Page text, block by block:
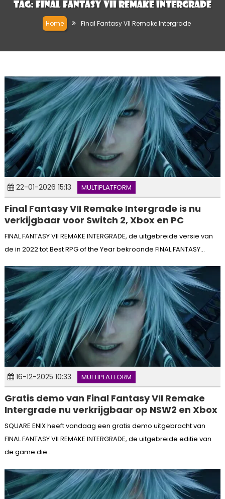
Tag: Final Fantasy VII Remake Intergrade
Home Final Fantasy VII Remake Intergrade
22-01-2026 15:13 MULTIPLATFORM
Final Fantasy VII Remake Intergrade is nu
verkijgbaar voor Switch 2, Xbox en PC
FINAL FANTASY VII REMAKE INTERGRADE, de uitgebreide versie van
de in 2022 tot Best RPG of the Year bekroonde FINAL FANTASY...
16-12-2025 10:33 MULTIPLATFORM
Gratis demo van Final Fantasy VII Remake
Intergrade nu verkrijgbaar op NSW2 en Xbox
SQUARE ENIX heeft vandaag een gratis demo uitgebracht van
FINAL FANTASY VII REMAKE INTERGRADE, de uitgebreide editie van
de game die...